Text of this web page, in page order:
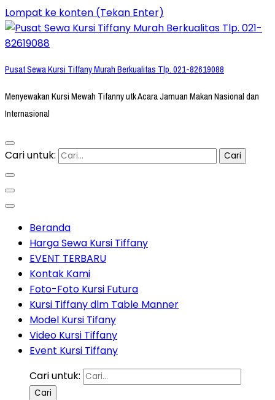
Lompat ke konten (Tekan Enter)
Pusat Sewa Kursi Tiffany Murah Berkualitas Tlp. 021-82619088
Menyewakan Kursi Mewah Tifanny utk Acara Jamuan Makan Nasional dan
Internasional
Cari untuk:
Beranda
Harga Sewa Kursi Tiffany
EVENT TERBARU
Kontak Kami
Foto-Foto Kursi Futura
Kursi Tiffany dlm Table Manner
Model Kursi Tifany
Video Kursi Tiffany
Event Kursi Tiffany
Cari untuk: